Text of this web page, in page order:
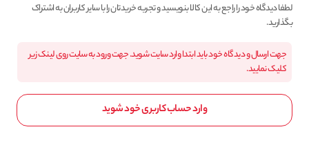
لطفا دیدگاه خود را راجع به این کالا بنویسید و تجربه خریدتان را با سایر کاربران به اشتراک
بگذارید.
جهت ارسال و دیدگاه خود باید ابتدا وارد سایت شوید. جهت ورود به سایت روی لینک زیر
کلیک نمایید.
وارد حساب کاربری خود شوید